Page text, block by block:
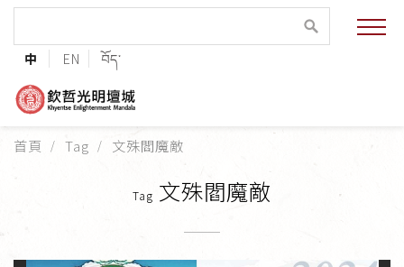
中 EN བོད་
緣起與願景
法王與上師的祝福
首頁 Tag 文殊閻魔敵
Tag 文殊閻魔敵